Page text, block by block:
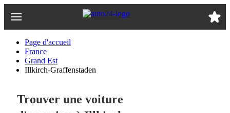
au
Page d'accueil
France
Grand Est
Illkirch-Graffenstaden
Trouver une voiture